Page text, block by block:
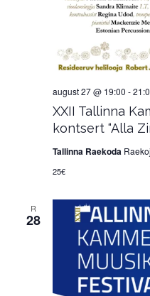
XXII Tallinna
kontsert “Alla
august 27 @ 19:00 -
Tallinna Raekoda
25€
R
28